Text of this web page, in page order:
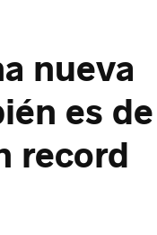
nueva
es de
record